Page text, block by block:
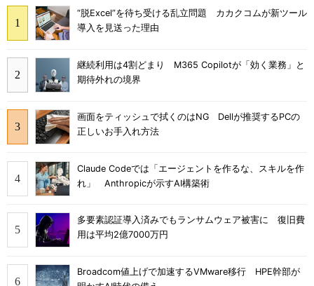
“脱Excel”を待ち受ける乱立問題 カカクコムが新ツール
導入を見送った理由
継続利用は4割どまり M365 Copilotが「効く業務」と
期待外れの境界
画面をティッシュで拭くのはNG Dellが推奨するPCの
正しいお手入れ方法
Claude Codeでは「エージェントを作るな、スキルを作
れ」 Anthropicが示すAI構築術
多要素認証導入済みでもランサムウェア被害に 復旧費
用は平均2億7000万円
Broadcom値上げで加速するVMware移行 HPE幹部が